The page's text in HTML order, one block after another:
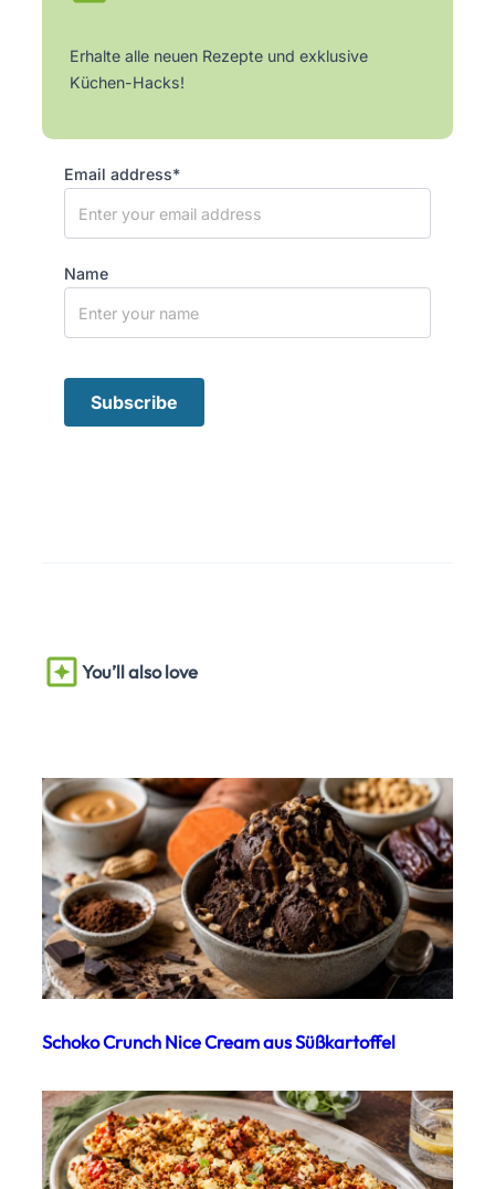
Erhalte alle neuen Rezepte und exklusive
Küchen-Hacks!
Email address*
Name
You’ll also love
Schoko Crunch Nice Cream aus Süßkartoffel